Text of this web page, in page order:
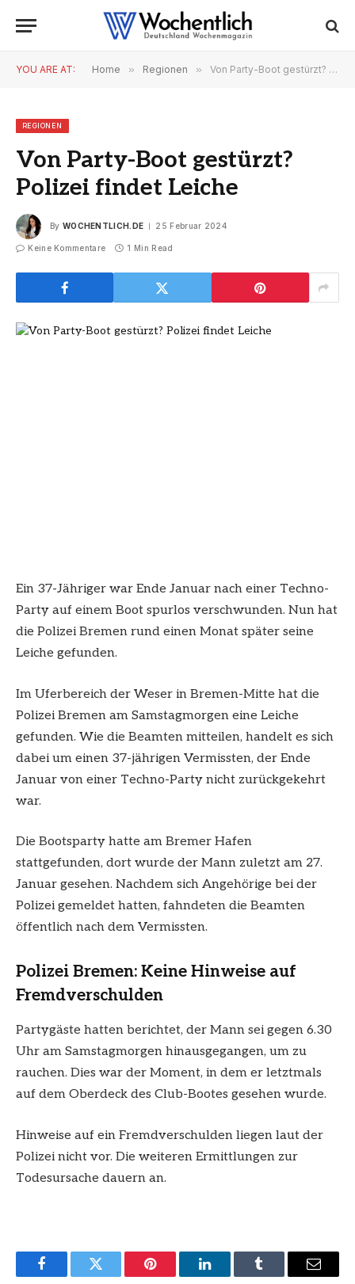
YOU ARE AT: Home » Regionen » Von Party-Boot gestürzt? Polizei findet Leiche
REGIONEN
Von Party-Boot gestürzt?
Polizei findet Leiche
By WOCHENTLICH.DE 25 Februar 2024
Keine Kommentare 1 Min Read
Ein 37-Jähriger war Ende Januar nach einer Techno-
Party auf einem Boot spurlos verschwunden. Nun hat
die Polizei Bremen rund einen Monat später seine
Leiche gefunden.
Im Uferbereich der Weser in Bremen-Mitte hat die
Polizei Bremen am Samstagmorgen eine Leiche
gefunden. Wie die Beamten mitteilen, handelt es sich
dabei um einen 37-jährigen Vermissten, der Ende
Januar von einer Techno-Party nicht zurückgekehrt
war.
Die Bootsparty hatte am Bremer Hafen
stattgefunden, dort wurde der Mann zuletzt am 27.
Januar gesehen. Nachdem sich Angehörige bei der
Polizei gemeldet hatten, fahndeten die Beamten
öffentlich nach dem Vermissten.
Polizei Bremen: Keine Hinweise auf
Fremdverschulden
Partygäste hatten berichtet, der Mann sei gegen 6.30
Uhr am Samstagmorgen hinausgegangen, um zu
rauchen. Dies war der Moment, in dem er letztmals
auf dem Oberdeck des Club-Bootes gesehen wurde.
Hinweise auf ein Fremdverschulden liegen laut der
Polizei nicht vor. Die weiteren Ermittlungen zur
Todesursache dauern an.
FacebookTwitter Pinterest LinkedInTumblr Email